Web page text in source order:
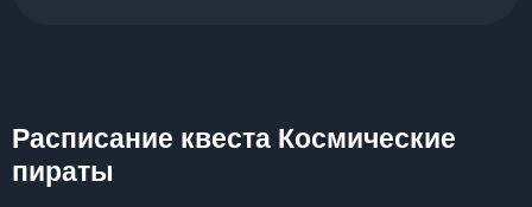
Расписание квеста Космические
пираты